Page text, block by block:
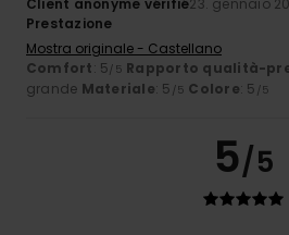
Client anonyme vérifié23. gennaio
Prestazione
Mostra originale - Castellano
Comfort: 5/5 Rapporto qualità-
grande Materiale: 5 /5 Colore: 5 /5
5/5